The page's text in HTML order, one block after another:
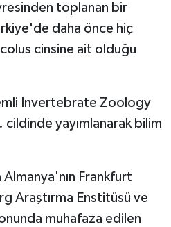
toplanan bir
daha önce hiç
cinsine ait olduğu
Invertebrate Zoology
cildinde yayımlanarak bilim
Almanya'nın Frankfurt
Araştırma Enstitüsü ve
muhafaza edilen